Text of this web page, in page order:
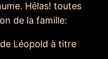
Hélas! toutes
de la famille:
Léopold à titre